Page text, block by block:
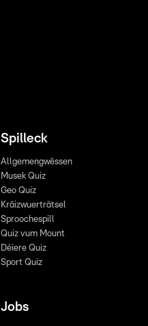
Spilleck
Allgemengwëssen
Musek Quiz
Geo Quiz
Kräizwuerträtsel
Sproochespill
Quiz vum Mount
Déiere Quiz
Sport Quiz
Jobs